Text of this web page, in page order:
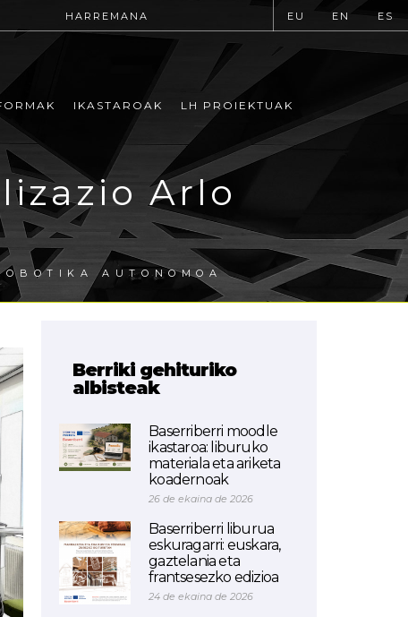
HARREMANA EU EN ES
IKASTAROAK LH PROIEKTUAK
Arlo
AUTONOMOA
Berriki gehituriko
albisteak
Baserriberri moodle
ikastaroa: liburuko
materiala eta ariketa
koadernoak
26 de ekaina de 2026
Baserriberri liburua
eskuragarri: euskara,
gaztelania eta
frantsesezko edizioa
24 de ekaina de 2026